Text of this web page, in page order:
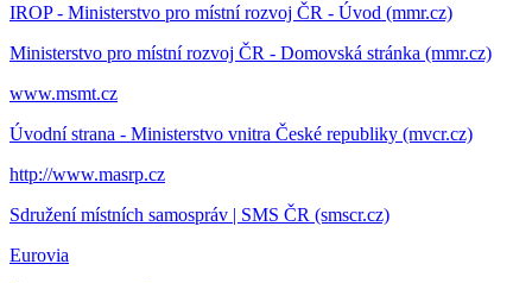
IROP - Ministerstvo pro místní rozvoj ČR - Úvod (mmr.cz)
Ministerstvo pro místní rozvoj ČR - Domovská stránka (mmr.cz)
www.msmt.cz
Úvodní strana - Ministerstvo vnitra České republiky (mvcr.cz)
http://www.masrp.cz
Sdružení místních samospráv | SMS ČR (smscr.cz)
Eurovia